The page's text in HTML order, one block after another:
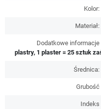
Kolor:
Materiał:
Dodatkowe informacje
plastry, 1 plaster = 25 sztuk
Średnica:
Grubość
Indeks